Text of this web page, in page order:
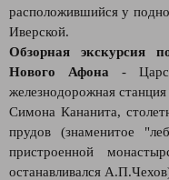
расположившийся у
Иверской.
Обзорная экскурсия
Нового Афона -
железнодорожная
Симона Кананита,
прудов (знаменитое
пристроенной
останавливался